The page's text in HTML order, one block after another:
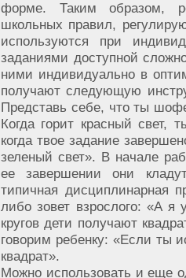
форме. Таким образом,
школьных правил,
используются при
заданиями доступной
ними индивидуально в
получают следующую
Представь себе, что ты
Когда горит красный свет,
когда твое задание
зеленый свет». В начале
ее завершении они
типичная дисциплинарная
либо зовет взрослого: «А я
кругов дети получают
говорим ребенку: «Если ты
квадрат».
Можно использовать и еще